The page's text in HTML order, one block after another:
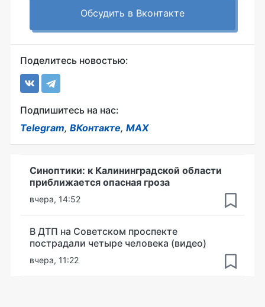
Обсудить в Вконтакте
Поделитесь новостью:
Подпишитесь на нас:
Telegram, ВКонтакте, MAX
Синоптики: к Калининградской области
приближается опасная гроза
вчера, 14:52
В ДТП на Советском проспекте
пострадали четыре человека (видео)
вчера, 11:22